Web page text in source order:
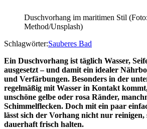
Duschvorhang im maritimen Stil
Method/Unsplash)
Schlagwörter:Sauberes Bad
Ein Duschvorhang ist täglich Wasser,
ausgesetzt – und damit ein idealer
und Verfärbungen. Besonders in der
regelmäßig mit Wasser in Kontakt
unschöne gelbe oder rosa Ränder,
Schimmelflecken. Doch mit ein paar
lässt sich der Vorhang nicht nur reinigen,
dauerhaft frisch halten.